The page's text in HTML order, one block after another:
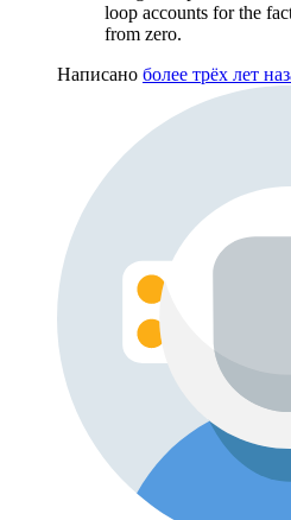
loop accounts for the
from zero.
Написано более трёх лет